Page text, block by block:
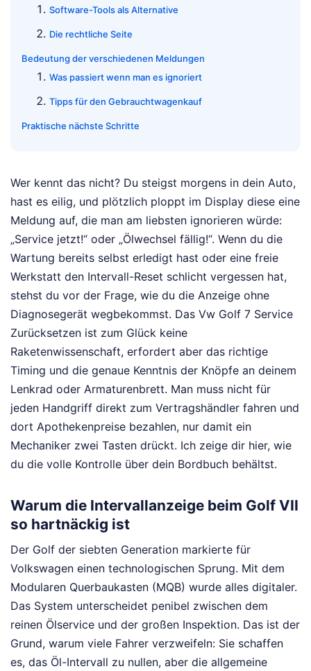
Software-Tools als Alternative
Die rechtliche Seite
Bedeutung der verschiedenen Meldungen
Was passiert wenn man es ignoriert
Tipps für den Gebrauchtwagenkauf
Praktische nächste Schritte
Wer kennt das nicht? Du steigst morgens in dein Auto,
hast es eilig, und plötzlich ploppt im Display diese eine
Meldung auf, die man am liebsten ignorieren würde:
„Service jetzt!“ oder „Ölwechsel fällig!“. Wenn du die
Wartung bereits selbst erledigt hast oder eine freie
Werkstatt den Intervall-Reset schlicht vergessen hat,
stehst du vor der Frage, wie du die Anzeige ohne
Diagnosegerät wegbekommst. Das Vw Golf 7 Service
Zurücksetzen ist zum Glück keine
Raketenwissenschaft, erfordert aber das richtige
Timing und die genaue Kenntnis der Knöpfe an deinem
Lenkrad oder Armaturenbrett. Man muss nicht für
jeden Handgriff direkt zum Vertragshändler fahren und
dort Apothekenpreise bezahlen, nur damit ein
Mechaniker zwei Tasten drückt. Ich zeige dir hier, wie
du die volle Kontrolle über dein Bordbuch behältst.
Warum die Intervallanzeige beim Golf VII
so hartnäckig ist
Der Golf der siebten Generation markierte für
Volkswagen einen technologischen Sprung. Mit dem
Modularen Querbaukasten (MQB) wurde alles digitaler.
Das System unterscheidet penibel zwischen dem
reinen Ölservice und der großen Inspektion. Das ist der
Grund, warum viele Fahrer verzweifeln: Sie schaffen
es, das Öl-Intervall zu nullen, aber die allgemeine